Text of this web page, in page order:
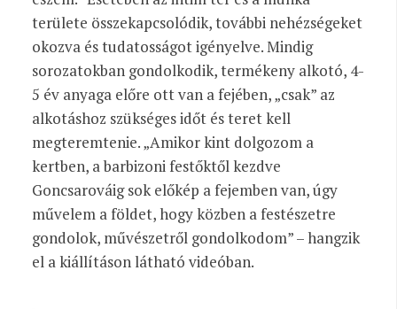
területe összekapcsolódik, további nehézségeket
okozva és tudatosságot igényelve. Mindig
sorozatokban gondolkodik, termékeny alkotó, 4-
5 év anyaga előre ott van a fejében, „csak” az
alkotáshoz szükséges időt és teret kell
megteremtenie. „Amikor kint dolgozom a
kertben, a barbizoni festőktől kezdve
Goncsarováig sok előkép a fejemben van, úgy
művelem a földet, hogy közben a festészetre
gondolok, művészetről gondolkodom” – hangzik
el a kiállításon látható videóban.